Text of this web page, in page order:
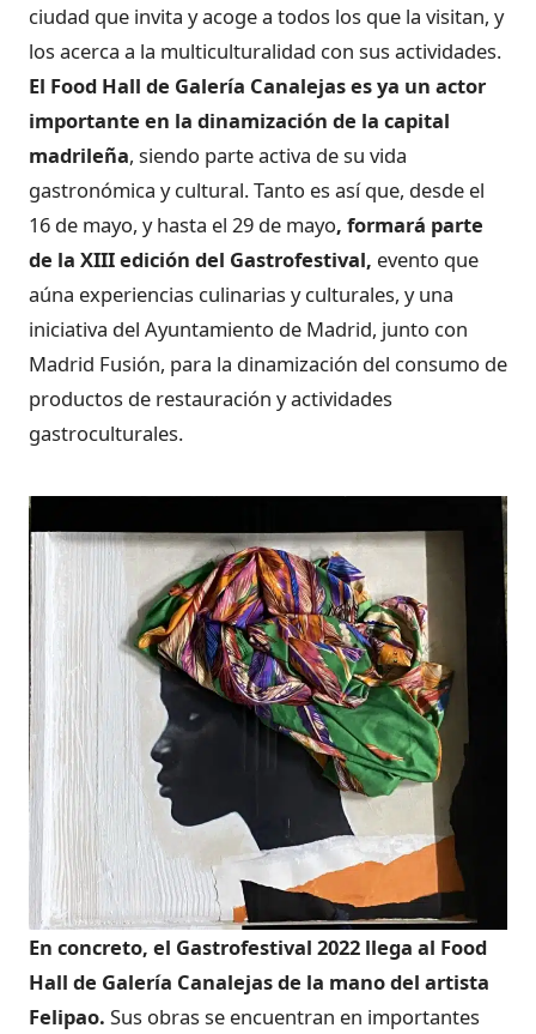
ciudad que invita y acoge a todos los que la visitan, y
los acerca a la multiculturalidad con sus actividades.
El Food Hall de Galería Canalejas es ya un actor
importante en la dinamización de la capital
madrileña, siendo parte activa de su vida
gastronómica y cultural. Tanto es así que, desde el
16 de mayo, y hasta el 29 de mayo, formará parte
de la XIII edición del Gastrofestival, evento que
aúna experiencias culinarias y culturales, y una
iniciativa del Ayuntamiento de Madrid, junto con
Madrid Fusión, para la dinamización del consumo de
productos de restauración y actividades
gastroculturales.
En concreto, el Gastrofestival 2022 llega al Food
Hall de Galería Canalejas de la mano del artista
Felipao. Sus obras se encuentran en importantes